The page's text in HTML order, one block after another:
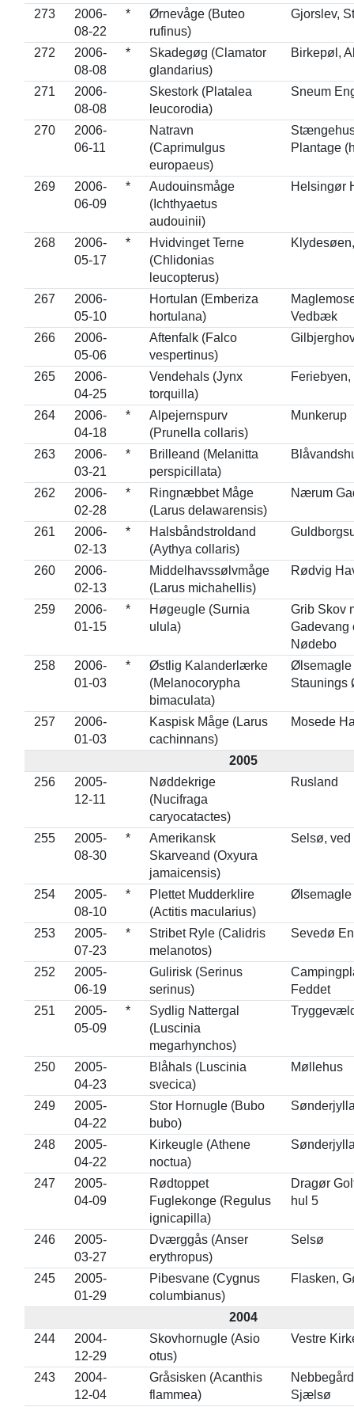
273
2006-
08-22
*
Ørnevåge (Buteo
rufinus)
Gjorslev,
272
2006-
08-08
*
Skadegøg (Clamator
glandarius)
Birkepøl,
271
2006-
08-08
Skestork (Platalea
leucorodia)
Sneum
270
2006-
06-11
Natravn
(Caprimulgus
europaeus)
Plantage
269
2006-
06-09
*
Audouinsmåge
(Ichthyaetus
audouinii)
Helsingør
268
2006-
05-17
*
Hvidvinget Terne
(Chlidonias
leucopterus)
267
2006-
05-10
Hortulan (Emberiza
hortulana)
Vedbæk
266
2006-
05-06
Aftenfalk (Falco
vespertinus)
265
2006-
04-25
Vendehals (Jynx
torquilla)
264
2006-
04-18
*
Alpejernspurv
(Prunella collaris)
Munkerup
263
2006-
03-21
*
Brilleand (Melanitta
perspicillata)
262
2006-
02-28
*
Ringnæbbet Måge
(Larus delawarensis)
Nærum
261
2006-
02-13
*
Halsbåndstroldand
(Aythya collaris)
260
2006-
02-13
Middelhavssølvmåge
(Larus michahellis)
Rødvig
259
2006-
01-15
*
Høgeugle (Surnia
ulula)
Grib Skov
Gadevang
Nødebo
258
2006-
01-03
*
Østlig Kalanderlærke
(Melanocorypha
bimaculata)
Ølsemagle
Staunings
257
2006-
01-03
Kaspisk Måge (Larus
cachinnans)
Mosede
2005
256
2005-
12-11
Nøddekrige
(Nucifraga
caryocatactes)
Rusland
255
2005-
08-30
*
Amerikansk
Skarveand (Oxyura
jamaicensis)
Selsø, ved
254
2005-
08-10
*
Plettet Mudderklire
(Actitis macularius)
Ølsemagle
253
2005-
07-23
*
Stribet Ryle (Calidris
melanotos)
Sevedø
252
2005-
06-19
Gulirisk (Serinus
serinus)
Feddet
251
2005-
05-09
*
Sydlig Nattergal
(Luscinia
megarhynchos)
250
2005-
04-23
Blåhals (Luscinia
svecica)
Møllehus
249
2005-
04-22
Stor Hornugle (Bubo
bubo)
248
2005-
04-22
Kirkeugle (Athene
noctua)
247
2005-
04-09
Rødtoppet
Fuglekonge (Regulus
ignicapilla)
Dragør
hul 5
246
2005-
03-27
Dværggås (Anser
erythropus)
Selsø
245
2005-
01-29
Pibesvane (Cygnus
columbianus)
Flasken,
2004
244
2004-
12-29
Skovhornugle (Asio
otus)
Vestre
243
2004-
12-04
Gråsisken (Acanthis
flammea)
Sjælsø